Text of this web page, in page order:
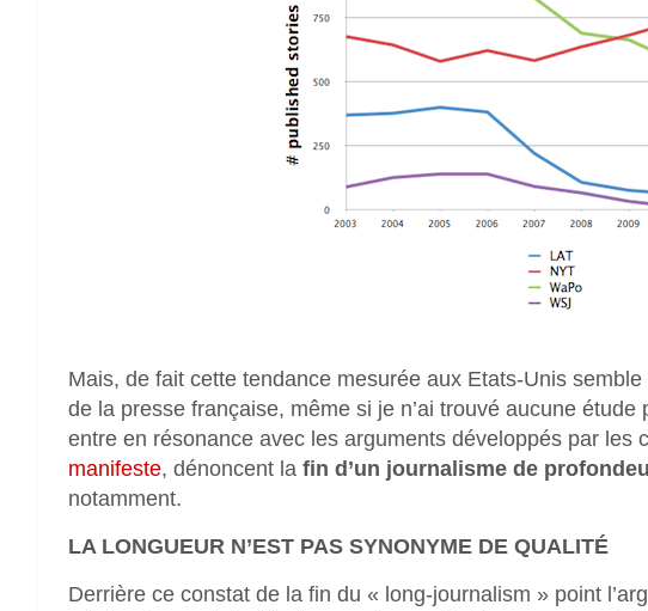
Mais, de fait cette tendance mesurée aux Etats-Unis
de la presse française, même si je n’ai trouvé aucune étude
entre en résonance avec les arguments développés par les
manifeste, dénoncent la fin d’un journalisme de
notamment.
LA LONGUEUR N’EST PAS SYNONYME DE QUALITÉ
Derrière ce constat de la fin du « long-journalism » point